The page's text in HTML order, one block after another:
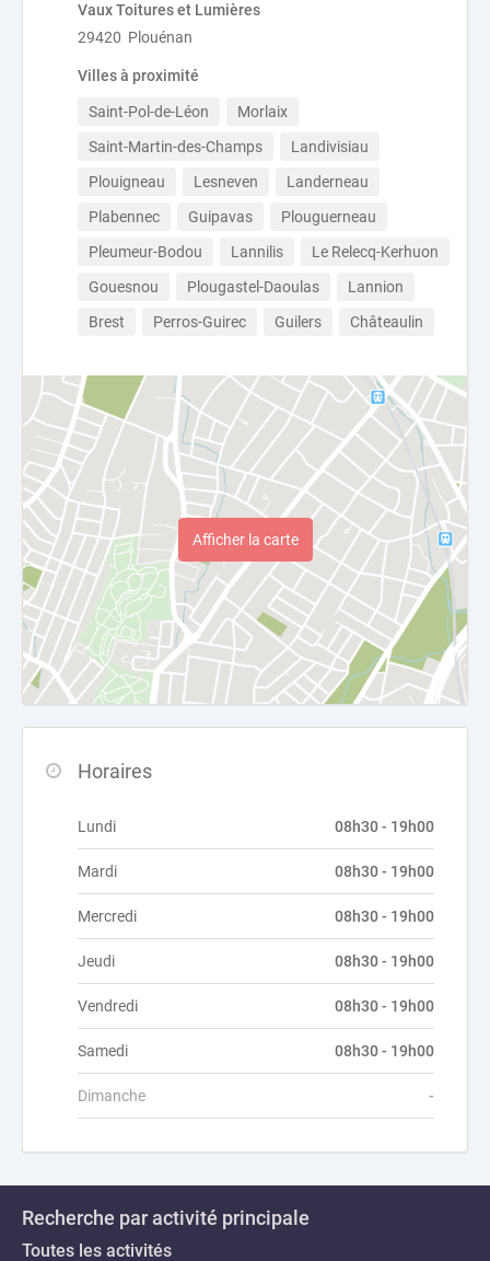
Vaux Toitures et Lumières
29420 Plouénan
Villes à proximité
Saint-Pol-de-Léon
Morlaix
Saint-Martin-des-Champs
Landivisiau
Plouigneau
Lesneven
Landerneau
Plabennec
Guipavas
Plouguerneau
Pleumeur-Bodou
Lannilis
Le Relecq-Kerhuon
Gouesnou
Plougastel-Daoulas
Lannion
Brest
Perros-Guirec Guilers Châteaulin
Afficher la carte
Horaires
Lundi 08h30 - 19h00
Mardi 08h30 - 19h00
Mercredi 08h30 - 19h00
Jeudi 08h30 - 19h00
Vendredi 08h30 - 19h00
Samedi 08h30 - 19h00
Dimanche -
Recherche par activité principale
Toutes les activités